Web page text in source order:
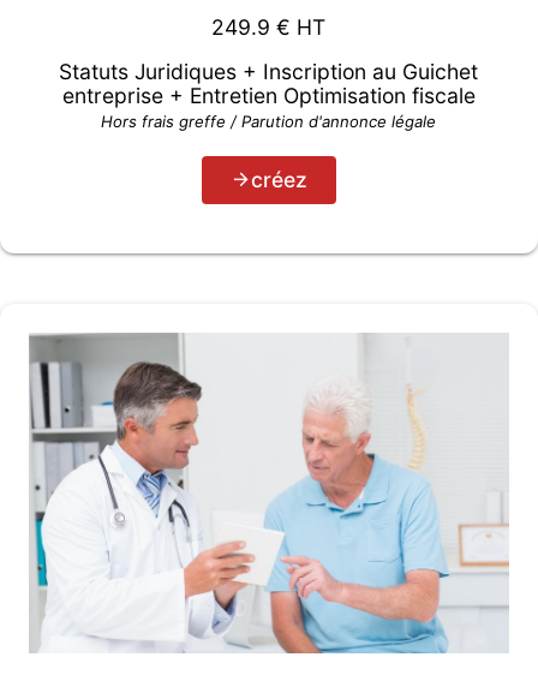
249.9 € HT
Statuts Juridiques + Inscription au Guichet
entreprise + Entretien Optimisation fiscale
Hors frais greffe / Parution d'annonce légale
créez